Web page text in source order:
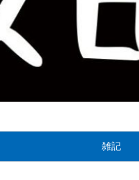
雑記